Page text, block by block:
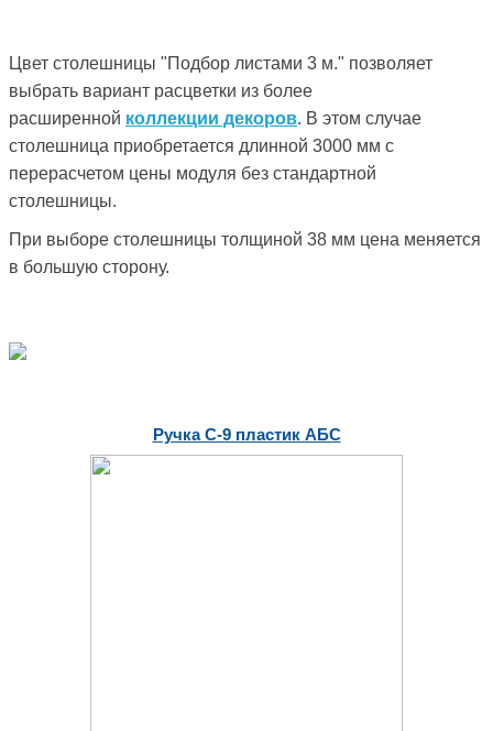
Цвет столешницы "Подбор листами 3 м." позволяет
выбрать вариант расцветки из более
расширенной коллекции декоров. В этом случае
столешница приобретается длинной 3000 мм с
перерасчетом цены модуля без стандартной
столешницы.
При выборе столешницы толщиной 38 мм цена меняется
в большую сторону.
Ручка С-9 пластик АБС